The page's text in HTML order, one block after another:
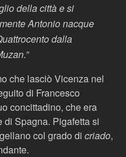
della città e si
Antonio nacque
dalla
che lasciò Vicenza nel
di Francesco
concittadino, che era
Spagna. Pigafetta si
col grado di criado,